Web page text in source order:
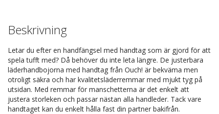
Beskrivning
Letar du efter en handfängsel med handtag som är gjord för att
spela tufft med? Då behöver du inte leta längre. De justerbara
läderhandbojorna med handtag från Ouch! är bekväma men
otroligt säkra och har kvalitetsläderremmar med mjukt tyg på
utsidan. Med remmar för manschetterna är det enkelt att
justera storleken och passar nästan alla handleder. Tack vare
handtaget kan du enkelt hålla fast din partner bakifrån.